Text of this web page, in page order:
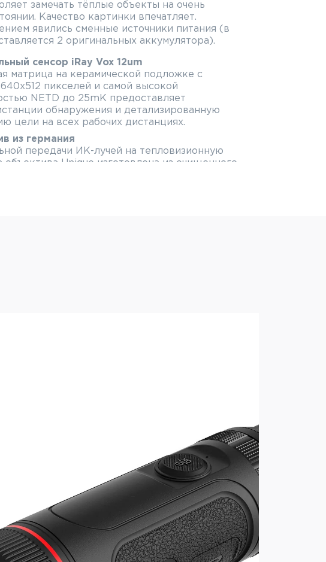
замечать тёплые объекты на очень
Качество картинки впечатляет.
явились сменные источники питания (в
2 оригинальных аккумулятора).
сенсор iRay Vox 12um
матрица на керамической подложке с
пикселей и самой высокой
NETD до 25mK предоставляет
обнаружения и детализированную
цели на всех рабочих дистанциях.
из германия
передачи ИК-лучей на тепловизионную
объектива Unique изготовлена из очищенного
цветовой гаммы и глубокого черного
FHD OLED-дисплей имеет низкое
и высокую стойкость к температурным
Ultraclear 3-его поколения с
алгоритмами обработки изображения
стабильную детализацию при наблюдении в
условиях, таких как, туман, дождь или